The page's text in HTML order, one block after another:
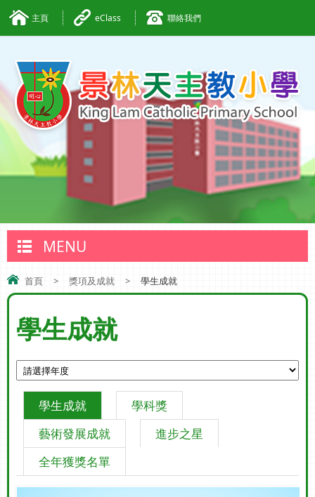
主頁 eClass 聯絡我們
MENU
首頁 > 獎項及成就 > 學生成就
學生成就
學生成就
學科獎
藝術發展成就
進步之星
全年獲獎名單